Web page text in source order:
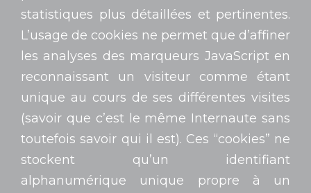
statistiques plus détaillées et pertinentes.
L’usage de cookies ne permet que d’affiner
les analyses des marqueurs JavaScript en
reconnaissant un visiteur comme étant
unique au cours de ses différentes visites
(savoir que c’est le même Internaute sans
toutefois savoir qui il est). Ces “cookies” ne
stockent qu’un identifiant
alphanumérique unique propre à un